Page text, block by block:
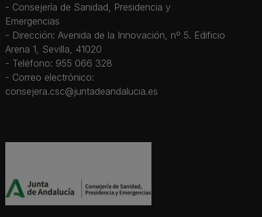
- Consejería de Sanidad, Presidencia y
Emergencias
- Dirección: Avenida de la Innovación, nº 5. Edificio
Arena 1, Sevilla, 41020
- Teléfono: 955 066 328
- Correo electrónico:
consejera.csc@juntadeandalucia.es